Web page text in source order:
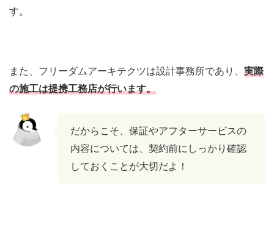
す。
また、フリーダムアーキテクツは設計事務所であり、 実際
の施工は提携工務店が行います。
だからこそ、保証やアフターサービスの
内容については、契約前にしっかり確認
しておくことが大切だよ！